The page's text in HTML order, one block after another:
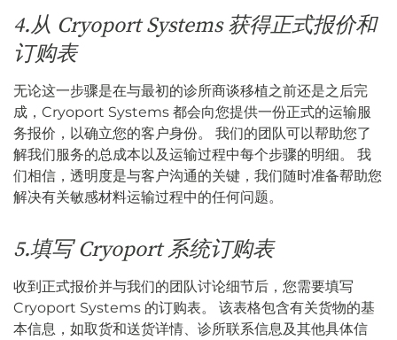
4.从 Cryoport Systems 获得正式报价和
订购表
无论这一步骤是在与最初的诊所商谈移植之前还是之后完
成，Cryoport Systems 都会向您提供一份正式的运输服
务报价，以确立您的客户身份。 我们的团队可以帮助您了
解我们服务的总成本以及运输过程中每个步骤的明细。 我
们相信，透明度是与客户沟通的关键，我们随时准备帮助您
解决有关敏感材料运输过程中的任何问题。
5.填写 Cryoport 系统订购表
收到正式报价并与我们的团队讨论细节后，您需要填写
Cryoport Systems 的订购表。 该表格包含有关货物的基
本信息，如取货和送货详情、诊所联系信息及其他具体信